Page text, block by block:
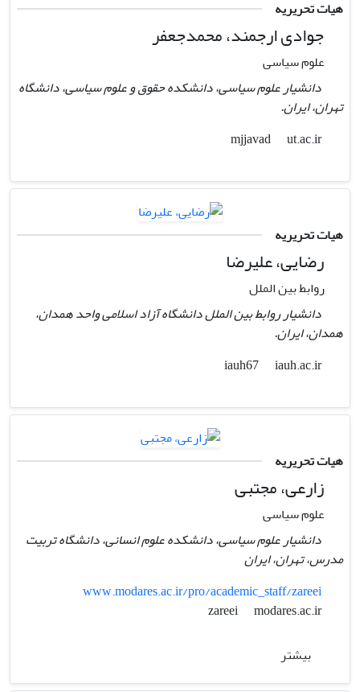
هیات تحریریه
جوادی ارجمند، محمدجعفر
علوم سیاسی
دانشیار علوم سیاسی، دانشکده حقوق و علوم سیاسی، دانشگاه
تهران، ایران.
mjjavad
ut.ac.ir
هیات تحریریه
رضایی، علیرضا
روابط بین الملل
دانشیار روابط بین الملل دانشگاه آزاد اسلامی واحد همدان،
همدان، ایران.
iauh67
iauh.ac.ir
هیات تحریریه
زارعی، مجتبی
علوم سیاسی
دانشیار علوم سیاسی، دانشکده علوم انسانی، دانشگاه تربیت
مدرس، تهران، ایران
www.modares.ac.ir/pro/academic_staff/zareei
zareei
modares.ac.ir
بیشتر